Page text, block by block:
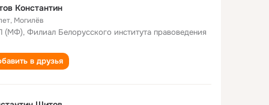
Константин
, Могилёв
Филиал Белорусского института правоведения
в друзья